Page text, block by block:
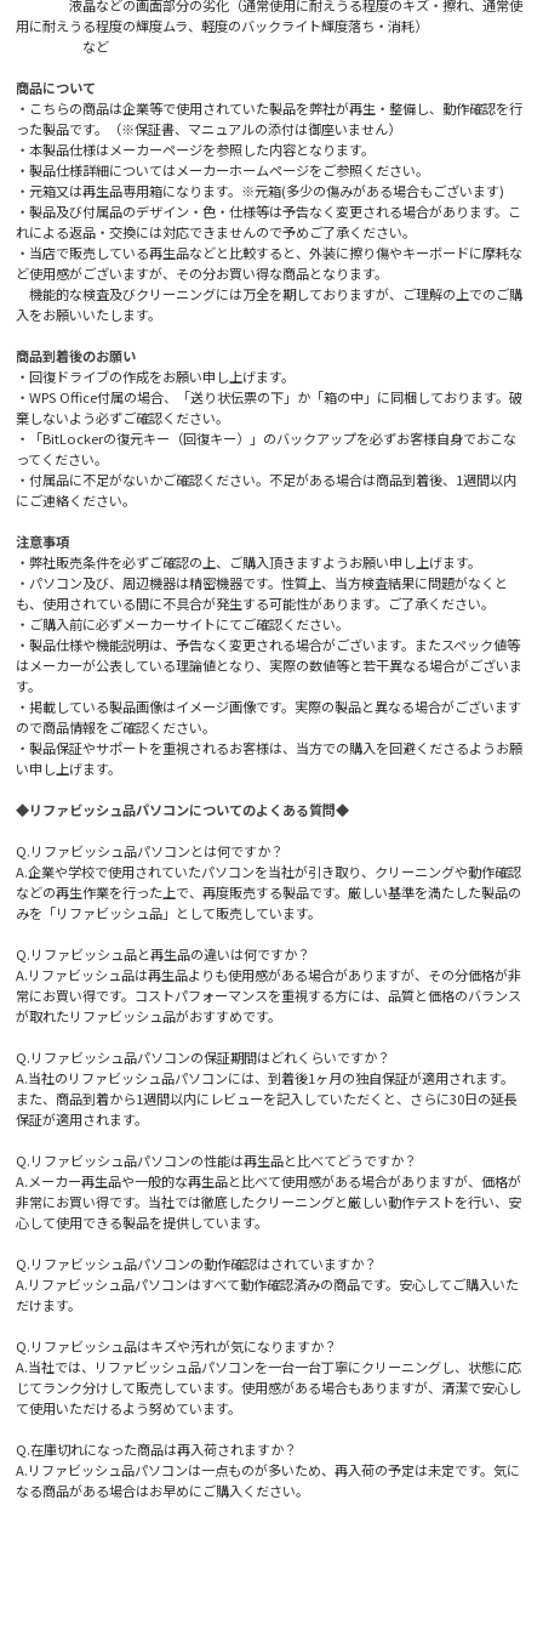
液晶などの画面部分の劣化（通常使用に耐えうる程度のキズ・擦れ、通常使
用に耐えうる程度の輝度ムラ、軽度のバックライト輝度落ち・消耗）
など
商品について
・こちらの商品は企業等で使用されていた製品を弊社が再生・整備し、動作確認を行
った製品です。（※保証書、マニュアルの添付は御座いません）
・本製品仕様はメーカーページを参照した内容となります。
・製品仕様詳細についてはメーカーホームページをご参照ください。
・元箱又は再生品専用箱になります。※元箱(多少の傷みがある場合もございます)
・製品及び付属品のデザイン・色・仕様等は予告なく変更される場合があります。こ
れによる返品・交換には対応できませんので予めご了承ください。
・当店で販売している再生品などと比較すると、外装に擦り傷やキーボードに摩耗な
ど使用感がございますが、その分お買い得な商品となります。
機能的な検査及びクリーニングには万全を期しておりますが、ご理解の上でのご購
入をお願いいたします。
商品到着後のお願い
・回復ドライブの作成をお願い申し上げます。
・WPS Office付属の場合、「送り状伝票の下」か「箱の中」に同梱しております。破
棄しないよう必ずご確認ください。
・「BitLockerの復元キー（回復キー）」のバックアップを必ずお客様自身でおこな
ってください。
・付属品に不足がないかご確認ください。不足がある場合は商品到着後、1週間以内
にご連絡ください。
注意事項
・弊社販売条件を必ずご確認の上、ご購入頂きますようお願い申し上げます。
・パソコン及び、周辺機器は精密機器です。性質上、当方検査結果に問題がなくと
も、使用されている間に不具合が発生する可能性があります。ご了承ください。
・ご購入前に必ずメーカーサイトにてご確認ください。
・製品仕様や機能説明は、予告なく変更される場合がございます。またスペック値等
はメーカーが公表している理論値となり、実際の数値等と若干異なる場合がございま
す。
・掲載している製品画像はイメージ画像です。実際の製品と異なる場合がございます
ので商品情報をご確認ください。
・製品保証やサポートを重視されるお客様は、当方での購入を回避くださるようお願
い申し上げます。
◆リファビッシュ品パソコンについてのよくある質問◆
Q.リファビッシュ品パソコンとは何ですか？
A.企業や学校で使用されていたパソコンを当社が引き取り、クリーニングや動作確認
などの再生作業を行った上で、再度販売する製品です。厳しい基準を満たした製品の
みを「リファビッシュ品」として販売しています。
Q.リファビッシュ品と再生品の違いは何ですか？
A.リファビッシュ品は再生品よりも使用感がある場合がありますが、その分価格が非
常にお買い得です。コストパフォーマンスを重視する方には、品質と価格のバランス
が取れたリファビッシュ品がおすすめです。
Q.リファビッシュ品パソコンの保証期間はどれくらいですか？
A.当社のリファビッシュ品パソコンには、到着後1ヶ月の独自保証が適用されます。
また、商品到着から1週間以内にレビューを記入していただくと、さらに30日の延長
保証が適用されます。
Q.リファビッシュ品パソコンの性能は再生品と比べてどうですか？
A.メーカー再生品や一般的な再生品と比べて使用感がある場合がありますが、価格が
非常にお買い得です。当社では徹底したクリーニングと厳しい動作テストを行い、安
心して使用できる製品を提供しています。
Q.リファビッシュ品パソコンの動作確認はされていますか？
A.リファビッシュ品パソコンはすべて動作確認済みの商品です。安心してご購入いた
だけます。
Q.リファビッシュ品はキズや汚れが気になりますか？
A.当社では、リファビッシュ品パソコンを一台一台丁寧にクリーニングし、状態に応
じてランク分けして販売しています。使用感がある場合もありますが、清潔で安心し
て使用いただけるよう努めています。
Q.在庫切れになった商品は再入荷されますか？
A.リファビッシュ品パソコンは一点ものが多いため、再入荷の予定は未定です。気に
なる商品がある場合はお早めにご購入ください。